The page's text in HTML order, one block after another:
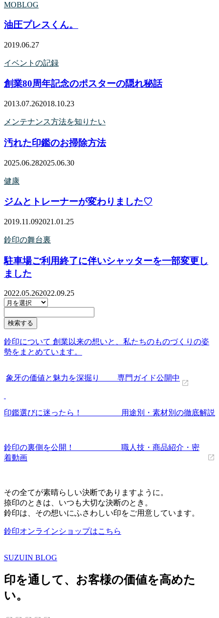
MOBLOG
油圧プレスくん。
2019.06.27
イベントの記録
創業80周年記念のポスターの隠れ秘話
2013.07.262018.10.23
メンテナンス方法を知りたい
汚れた印鑑のお掃除方法
2025.06.282025.06.30
健康
ジムとトレーナーが変わりました♡
2019.11.092021.01.25
鈴印の舞台裏
駐車場ご利用終了に伴いシャッターを一部変更し
ました
2022.05.262022.09.25
鈴印について 創業以来の想いと、私たちのものづくりの姿
勢をまとめています。
象牙の価値と魅力を深掘り 専門ガイド公開中
印鑑選びに迷ったら！ 用途別・素材別の徹底解説
鈴印の裏側を公開！ 職人技・商品紹介・密
着動画
その全てが素晴らしい決断でありますように。
捺印のときは、いつも大切な決断のとき。
鈴印は、その想いにふさわしい印をご用意しています。
鈴印オンラインショップはこちら
SUZUIN BLOG
印を通して、お客様の価値を高めた
い。